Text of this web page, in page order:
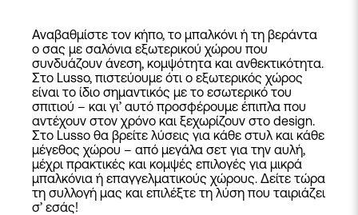
Αναβαθμίστε τον κήπο, το μπαλκόνι ή τη βεράντα
ο σας με σαλόνια εξωτερικού χώρου που
συνδυάζουν άνεση, κομψότητα και ανθεκτικότητα.
Στο Lusso, πιστεύουμε ότι ο εξωτερικός χώρος
είναι το ίδιο σημαντικός με το εσωτερικό του
σπιτιού – και γι’ αυτό προσφέρουμε έπιπλα που
αντέχουν στον χρόνο και ξεχωρίζουν στο design.
Στο Lusso θα βρείτε λύσεις για κάθε στυλ και κάθε
μέγεθος χώρου – από μεγάλα σετ για την αυλή,
μέχρι πρακτικές και κομψές επιλογές για μικρά
μπαλκόνια ή επαγγελματικούς χώρους. Δείτε τώρα
τη συλλογή μας και επιλέξτε τη λύση που ταιριάζει
σ’ εσάς!